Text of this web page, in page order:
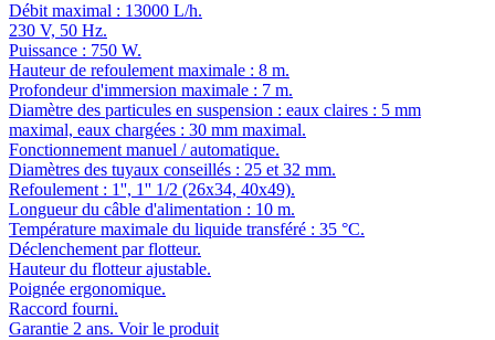
Débit maximal : 13000 L/h.
230 V, 50 Hz.
Puissance : 750 W.
Hauteur de refoulement maximale : 8 m.
Profondeur d'immersion maximale : 7 m.
Diamètre des particules en suspension : eaux claires : 5 mm
maximal, eaux chargées : 30 mm maximal.
Fonctionnement manuel / automatique.
Diamètres des tuyaux conseillés : 25 et 32 mm.
Refoulement : 1'', 1'' 1/2 (26x34, 40x49).
Longueur du câble d'alimentation : 10 m.
Température maximale du liquide transféré : 35 °C.
Déclenchement par flotteur.
Hauteur du flotteur ajustable.
Poignée ergonomique.
Raccord fourni.
Garantie 2 ans. Voir le produit